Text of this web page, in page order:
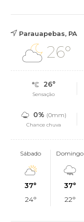
Parauapebas, PA
26°
26°
Sensação
0% (0mm)
Chance chuva
Sábado
37°
24°
Domingo
37°
22°